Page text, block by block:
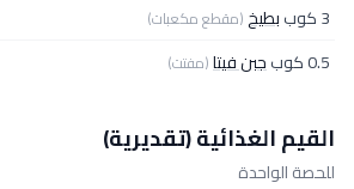
3 كوب
بطيخ(مقطع مكعبات)
0.5 كوب جبن فيتا(مفتت)
القيم الغذائية (تقديرية)
للحصة الواحدة